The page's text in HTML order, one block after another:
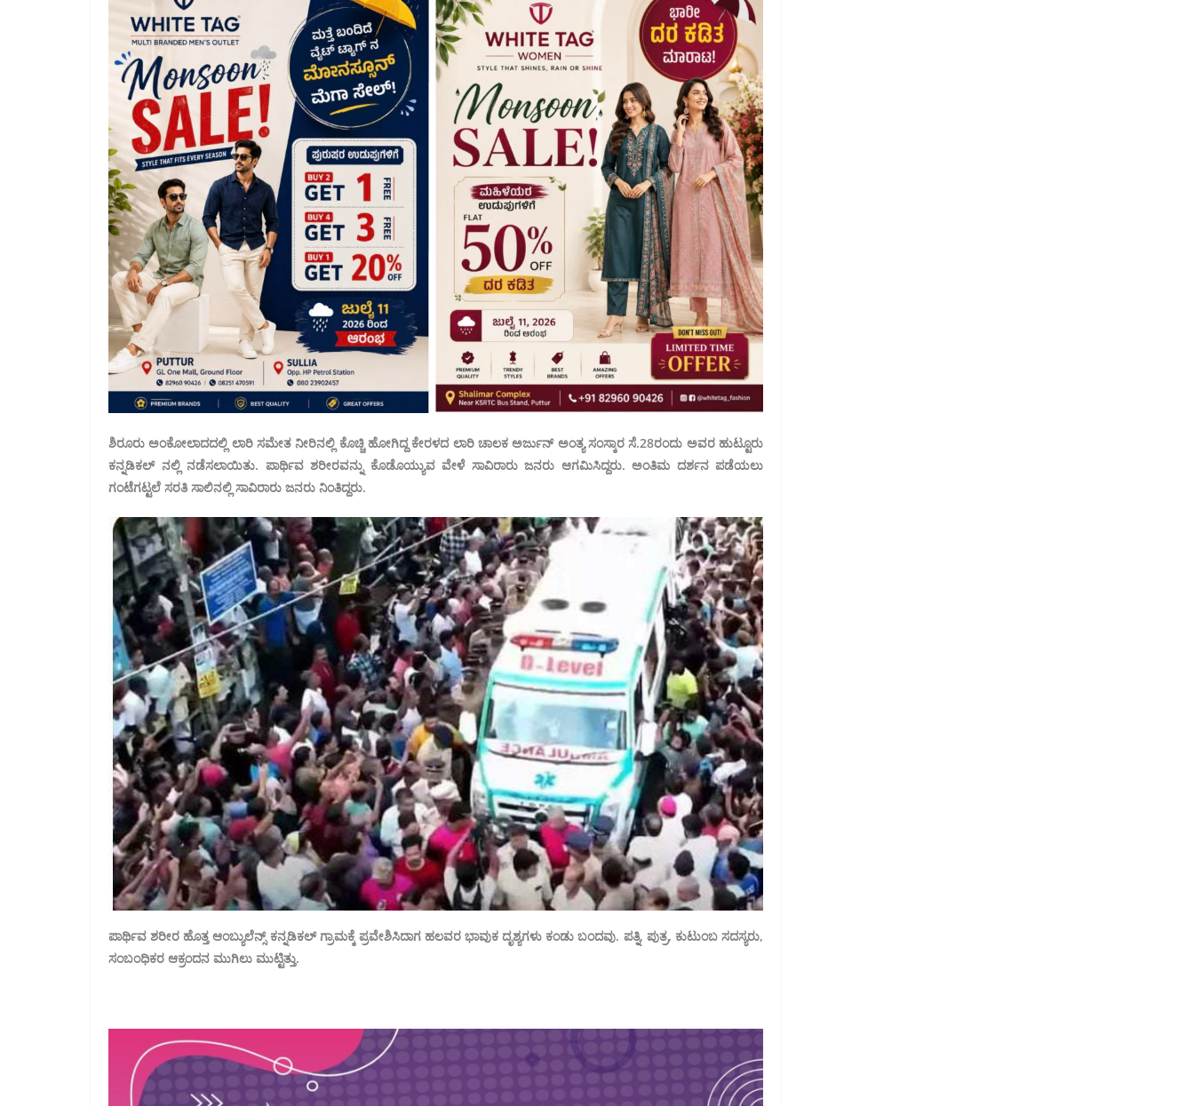
ಶಿರೂರು ಅಂಕೋಲಾದದಲ್ಲಿ ಲಾರಿ ಸಮೇತ ನೀರಿನಲ್ಲಿ ಕೊಚ್ಚಿ ಹೋಗಿದ್ದ ಕೇರಳದ ಲಾರಿ ಚಾಲಕ ಅರ್ಜುನ್ ಅಂತ್ಯ ಸಂಸ್ಕಾರ ಸೆ.28ರಂದು ಅವರ ಹುಟ್ಟೂರು
ಕನ್ನಡಿಕಲ್‌ ನಲ್ಲಿ ನಡೆಸಲಾಯಿತು. ಪಾರ್ಥಿವ ಶರೀರವನ್ನು ಕೊಡೊಯ್ಯುವ ವೇಳೆ ಸಾವಿರಾರು ಜನರು ಆಗಮಿಸಿದ್ದರು. ಅಂತಿಮ ದರ್ಶನ ಪಡೆಯಲು
ಗಂಟೆಗಟ್ಟಲೆ ಸರತಿ ಸಾಲಿನಲ್ಲಿ ಸಾವಿರಾರು ಜನರು ನಿಂತಿದ್ದರು.
ಪಾರ್ಥಿವ ಶರೀರ ಹೊತ್ತ ಆಂಬ್ಯುಲೆನ್ಸ್ ಕನ್ನಡಿಕಲ್ ಗ್ರಾಮಕ್ಕೆ ಪ್ರವೇಶಿಸಿದಾಗ ಹಲವರ ಭಾವುಕ ದೃಶ್ಯಗಳು ಕಂಡು ಬಂದವು. ಪತ್ನಿ, ಪುತ್ರ, ಕುಟುಂಬ ಸದಸ್ಯರು,
ಸಂಬಂಧಿಕರ ಆಕ್ರಂದನ ಮುಗಿಲು ಮುಟ್ಟಿತ್ತು.